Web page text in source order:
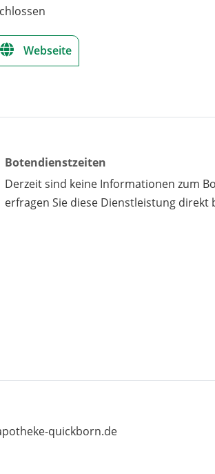
Webseite
Botendienstzeiten
Derzeit sind keine Informationen zum
erfragen Sie diese Dienstleistung direkt
quickborn.de